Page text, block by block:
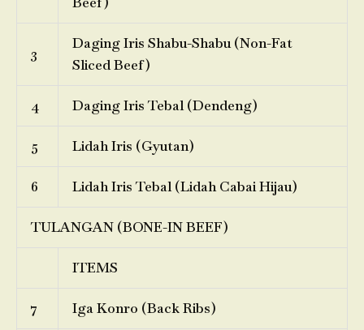
3
Daging Iris Shabu-Shabu (Non-Fat
Sliced Beef)
4 Daging Iris Tebal (Dendeng)
5 Lidah Iris (Gyutan)
6 Lidah Iris Tebal (Lidah Cabai Hijau)
TULANGAN (BONE-IN BEEF)
ITEMS
7 Iga Konro (Back Ribs)